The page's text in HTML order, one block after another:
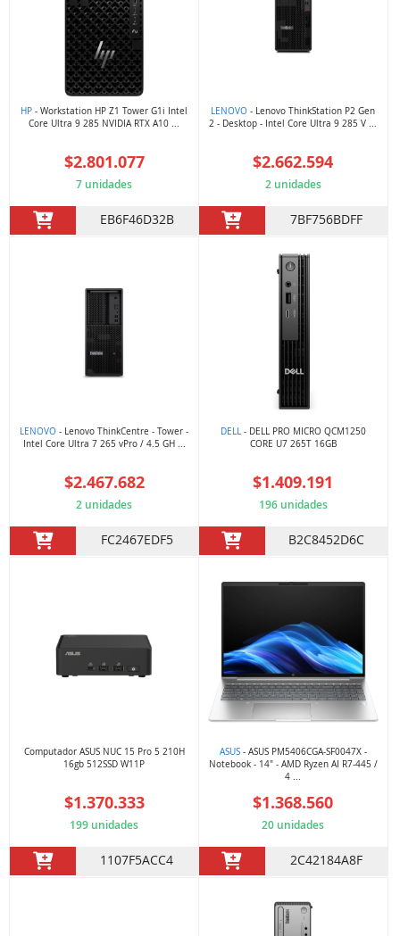
HP - Workstation HP Z1 Tower G1i Intel
Core Ultra 9 285 NVIDIA RTX A10 ...
$2.801.077
7 unidades
EB6F46D32B
LENOVO - Lenovo ThinkStation P2 Gen
2 - Desktop - Intel Core Ultra 9 285 V ...
$2.662.594
2 unidades
7BF756BDFF
LENOVO - Lenovo ThinkCentre - Tower -
Intel Core Ultra 7 265 vPro / 4.5 GH ...
$2.467.682
2 unidades
FC2467EDF5
DELL- DELL PRO MICRO QCM1250
CORE U7 265T 16GB
$1.409.191
196 unidades
B2C8452D6C
Computador ASUS NUC 15 Pro 5 210H
16gb 512SSD W11P
$1.370.333
199 unidades
1107F5ACC4
ASUS- ASUS PM5406CGA-SF0047X -
Notebook - 14" - AMD Ryzen AI R7-445 /
4 ...
$1.368.560
20 unidades
2C42184A8F